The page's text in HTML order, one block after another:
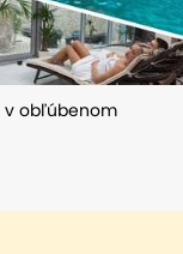
v obľúbenom